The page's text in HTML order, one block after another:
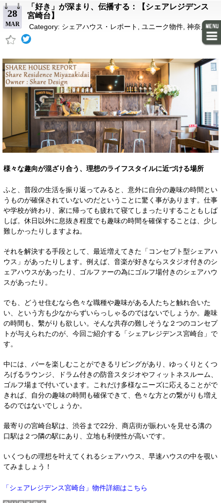
28
MAR
「好き」が深まり、伝播する：【シェアレジデンス
宮崎台】
Category: シェアハウス・レポート ユニーク物件 神奈川
様々な趣向が混ざり合う、理想のライフスタイルに近づける場所
ふと、普段の生活を振り返ってみると、意外に自分の趣味の時間とい
うものが確保されていないのだということに驚く事があります。仕事
や学校が終わり、家に帰っても疲れて寝てしまったりすることもしば
しば。休日以外に息抜き程度でも趣味の時間を確保することは、少し
難しかったりしますよね。
それを解決する手段として、最近増えてきた「コンセプト型シェアハ
ウス」があったりします。例えば、音楽が好きならスタジオ付きのシ
ェアハウスがあったり、ゴルファーの為にゴルフ場付きのシェアハウ
スがあったり。
でも、どうせ住むなら色々な職種や趣味がある人たちと触れ合いた
い、という方も少なからずいらっしゃるのではないでしょうか。趣味
の時間も、繫がりも欲しい。そんな共存の難しそうな２つのコンセプ
トが与えられたのが、今回ご紹介する「シェアレジデンス宮崎台」で
す。
中には、バーを楽しむことができるリビングがあり、ゆっくりとくつ
ろげるラウンジ、ドラム付きの防音スタジオやフィットネスルーム、
ゴルフ場まで付いています。これだけ多様なニーズに応えることがで
きれば、自分の趣味の時間も確保できて、色々な方との繋がりも増え
るのではないでしょうか。
最寄りの宮崎台駅は、渋谷まで22分、商店街が賑わいを見せる溝の
口駅は２つ隣の駅にあり、立地も利便性が高いです。
いくつもの理想を叶えてくれるシェアハウス、早速ハウスの中を覗い
てみましょう！
「シェアレジデンス宮崎台」 物件詳細はこちら